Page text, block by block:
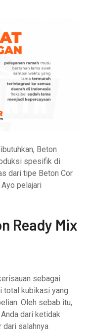
Beton
spesifik di
dari tipe Beton Cor
pelajari
Ready Mix
sebagai
total kubikasi yang
Oleh sebab itu,
dari ketidak
dari salahnya